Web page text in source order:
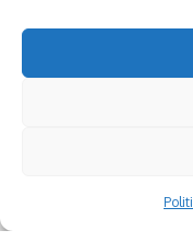
biserici și mănăstiri, cele
FRUMOASE POVEȘTI.